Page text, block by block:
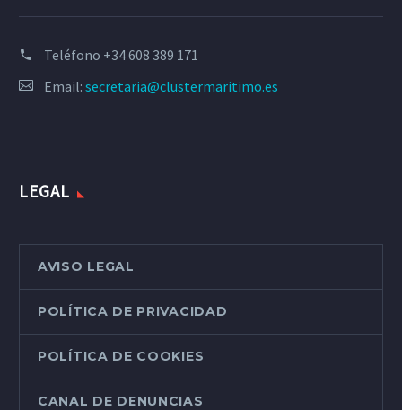
Teléfono +34 608 389 171
Email: secretaria@clustermaritimo.es
LEGAL
AVISO LEGAL
POLÍTICA DE PRIVACIDAD
POLÍTICA DE COOKIES
CANAL DE DENUNCIAS